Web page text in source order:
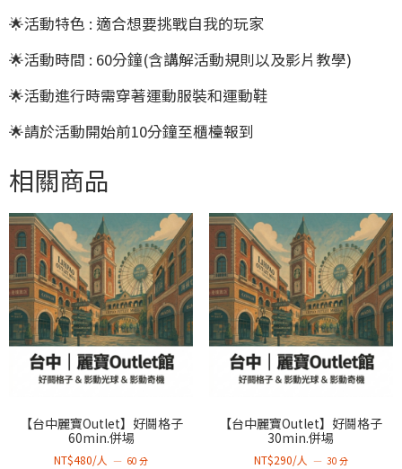
🌟活動特色 : 適合想要挑戰自我的玩家
🌟活動時間 : 60分鐘(含講解活動規則以及影片教學)
🌟活動進行時需穿著運動服裝和運動鞋
🌟請於活動開始前10分鐘至櫃檯報到
相關商品
【台中麗寶Outlet】好鬪格子
60min.併場
NT$480/人 60 分
【台中麗寶Outlet】好鬪格子
30min.併場
NT$290/人 30 分